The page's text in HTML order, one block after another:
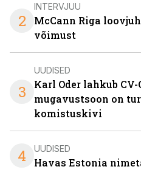
2
INTERVJUU
McCann Riga
võimust
3
UUDISED
Karl Oder lahkub CV-
mugavustsoon on
komistuskivi
4 UUDISED
Havas Estonia